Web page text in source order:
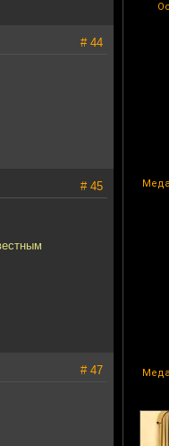
# 44
# 45
# 47